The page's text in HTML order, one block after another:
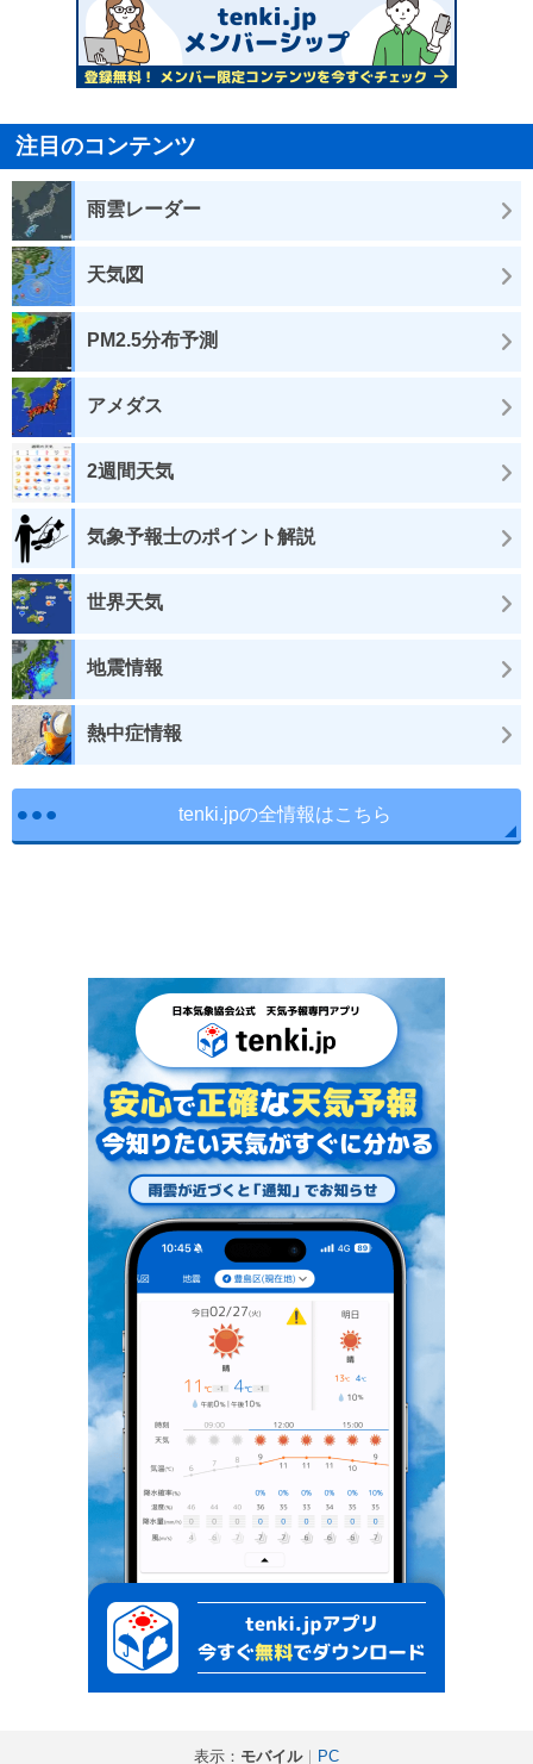
注目のコンテンツ
雨雲レーダー
天気図
PM2.5分布予測
アメダス
2週間天気
気象予報士のポイント解説
世界天気
地震情報
熱中症情報
tenki.jpの全情報はこちら
表示： モバイル｜ PC